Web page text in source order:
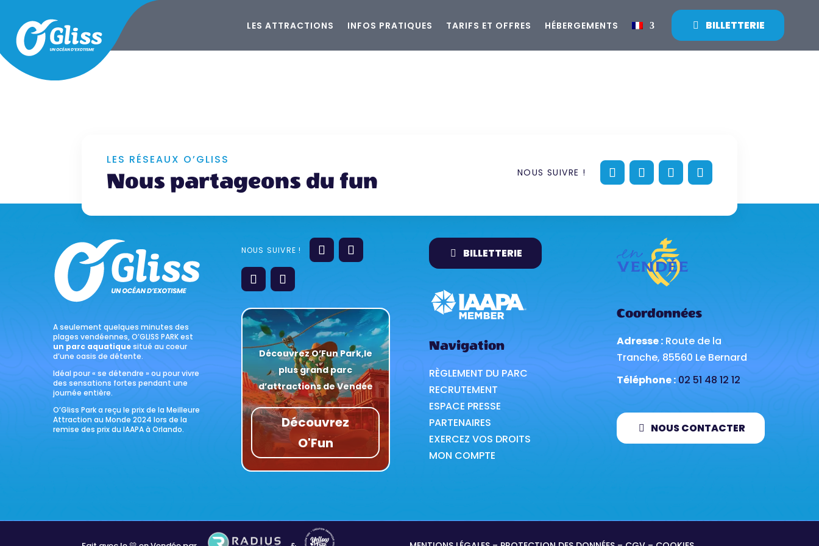
LES ATTRACTIONS INFOS PRATIQUES TARIFS ET OFFRES HÉBERGEMENTS BILLETTERIE
LES RÉSEAUX O’GLISS
Nous partageons du fun
A seulement quelques minutes des
plages vendéennes, O’GLISS PARK est
un parc aquatiquesitué au coeur
d’une oasis de détente.
Idéal pour « se détendre » ou pour vivre
des sensations fortes pendant une
journée entière.
O’Gliss Park a reçu le prix de la Meilleure
Attraction au Monde 2024 lors de la
remise des prix du IAAPA à Orlando.
Découvrez O’Fun Park,le
plus grand parc
d’attractions de Vendée
Découvrez
O'Fun
BILLETTERIE
Navigation
RÈGLEMENT DU PARC
RECRUTEMENT
ESPACE PRESSE
PARTENAIRES
EXERCEZ VOS DROITS
MON COMPTE
Coordonnées
Adresse : Route de la
Tranche, 85560 Le Bernard
Téléphone : 02 51 48 12 12
NOUS CONTACTER